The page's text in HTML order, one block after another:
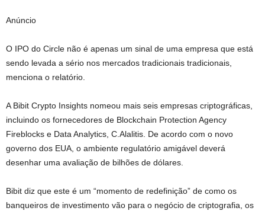
Anúncio
O IPO do Circle não é apenas um sinal de uma empresa que está
sendo levada a sério nos mercados tradicionais tradicionais,
menciona o relatório.
A Bibit Crypto Insights nomeou mais seis empresas criptográficas,
incluindo os fornecedores de Blockchain Protection Agency
Fireblocks e Data Analytics, C.Alalitis. De acordo com o novo
governo dos EUA, o ambiente regulatório amigável deverá
desenhar uma avaliação de bilhões de dólares.
Bibit diz que este é um “momento de redefinição” de como os
banqueiros de investimento vão para o negócio de criptografia, os